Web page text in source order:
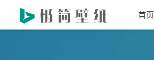
首页